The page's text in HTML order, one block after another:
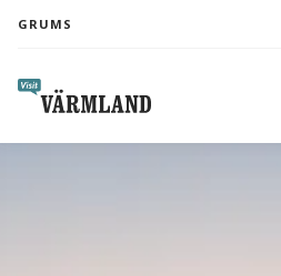
content
GRUMS